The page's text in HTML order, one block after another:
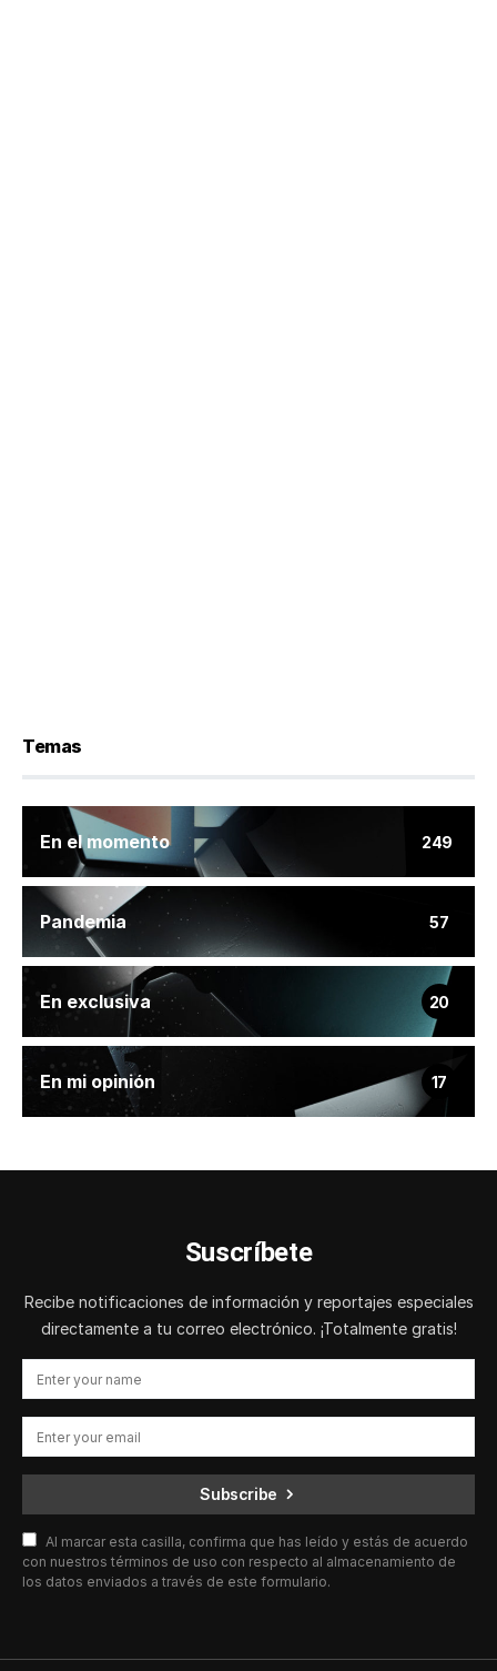
Temas
En el momento 249
Pandemia 57
En exclusiva 20
En mi opinión 17
Suscríbete
Recibe notificaciones de información y reportajes especiales
directamente a tu correo electrónico. ¡Totalmente gratis!
Subscribe
Al marcar esta casilla, confirma que has leído y estás de acuerdo
con nuestros términos de uso con respecto al almacenamiento de
los datos enviados a través de este formulario.